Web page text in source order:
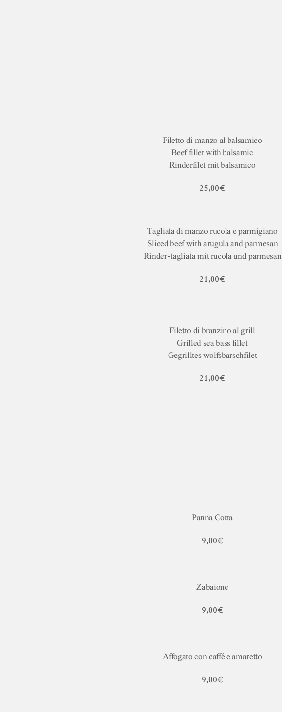
Filetto di manzo al balsamico
Beef fillet with balsamic
Rinderfilet mit balsamico
25,00€
Tagliata di manzo rucola e parmigiano
Sliced beef with arugula and parmesan
Rinder-tagliata mit rucola und parmesan
21,00€
Filetto di branzino al grill
Grilled sea bass fillet
Gegrilltes wolfsbarschfilet
21,00€
Panna Cotta
9,00€
Zabaione
9,00€
Affogato con caffé e amaretto
9,00€